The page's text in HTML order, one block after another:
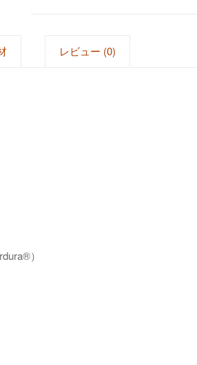
レビュー (0)
）